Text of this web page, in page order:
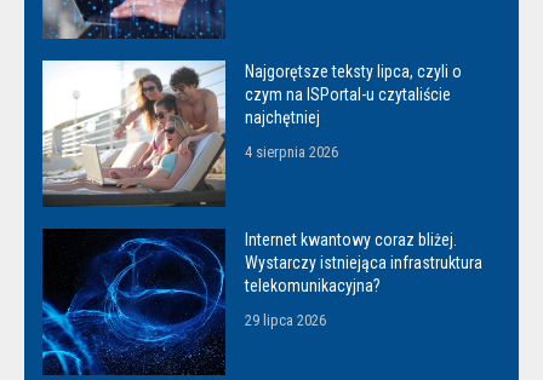
Najgorętsze teksty lipca, czyli o
czym na ISPortal-u czytaliście
najchętniej
4 sierpnia 2026
Internet kwantowy coraz bliżej.
Wystarczy istniejąca infrastruktura
telekomunikacyjna?
29 lipca 2026